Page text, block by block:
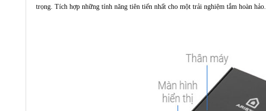
trọng. Tích hợp những tính năng tiên tiến nhất cho một trải nghiệm tắm hoàn hảo.